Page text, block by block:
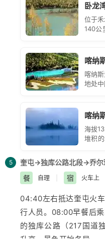
岸色彩斑斓，娇艳妩媚
青翠的河谷风光遥相辉
18:00到达阿勒泰火车
遇客运处调图以实际车
【温馨提示】
1、自由活动期间，徒
2、五彩滩旅玩时要按
松脆弱需要保护，切勿
3、新疆日落前后温差
凉。
卧龙
位于
140公
成。
喀纳
喀纳
地处
喀纳
海拔
堆积
岛。
5
奎屯→独库公路北段→乔
餐
自理 宿 火车上
04:40左右抵达奎屯火
行人员。08:00早餐后
的独库公路（217国道